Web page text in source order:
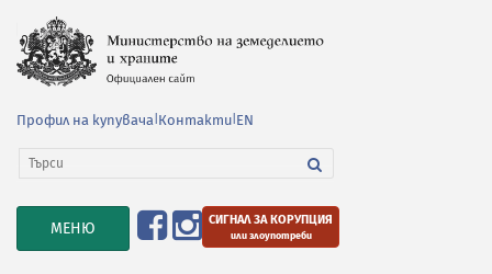
Профил на купувача Контакти EN
TOGGLE
NAVIGATION
МЕНЮ СИГНАЛ ЗА КОРУПЦИЯ
или злоупотреби